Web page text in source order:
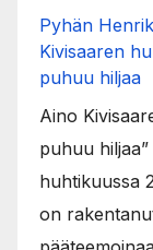
Pyhän
Kivisaaren
puhuu hiljaa
Aino
puhuu
huhtikuussa
on